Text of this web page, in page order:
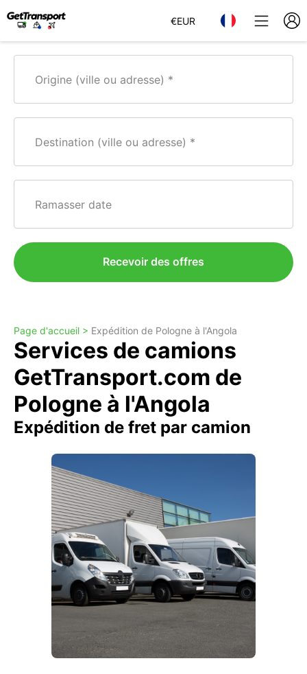
€EUR
Origine (ville ou adresse)
Destination (ville ou adresse)
Ramasser date
Recevoir des offres
Page d'accueil > Expédition de Pologne à l'Angola
Services de camions
GetTransport.com de
Pologne à l'Angola
Expédition de fret par camion